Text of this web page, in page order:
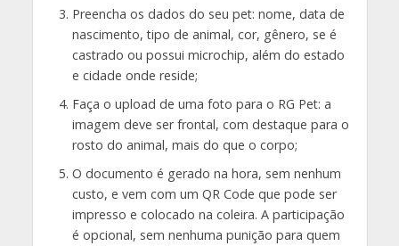
Preencha os dados do seu pet: nome, data de
nascimento, tipo de animal, cor, gênero, se é
castrado ou possui microchip, além do estado
e cidade onde reside;
Faça o upload de uma foto para o RG Pet: a
imagem deve ser frontal, com destaque para o
rosto do animal, mais do que o corpo;
O documento é gerado na hora, sem nenhum
custo, e vem com um QR Code que pode ser
impresso e colocado na coleira. A participação
é opcional, sem nenhuma punição para quem